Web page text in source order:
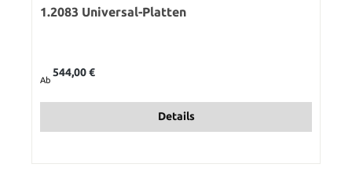
1.2083 Universal-Platten
Ab
544,00 €
Details